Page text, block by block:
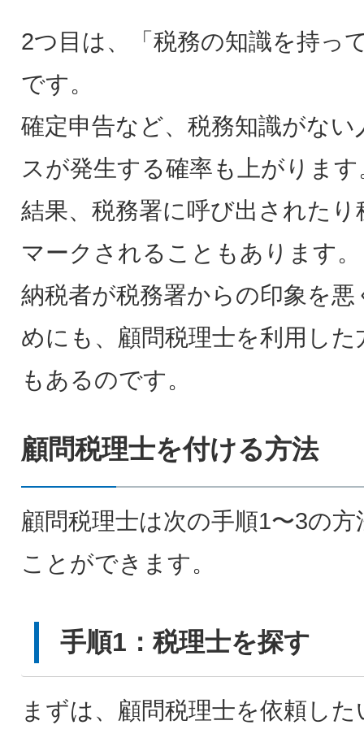
2つ目は、「税務の知識を持っ
です。
確定申告など、税務知識がない
スが発生する確率も上がります
結果、税務署に呼び出されたり
マークされることもあります。
納税者が税務署からの印象を
めにも、顧問税理士を利用した
もあるのです。
顧問税理士を付ける方法
顧問税理士は次の手順1〜3の
ことができます。
手順1：税理士を探す
まずは、顧問税理士を依頼し